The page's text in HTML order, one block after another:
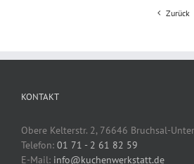
Zurück
KONTAKT
Obere Kelterstr. 2, 76646 Bruchsal-
Telefon: 01 71 - 2 61 82 59
E-Mail: info@kuchenwerkstatt.de